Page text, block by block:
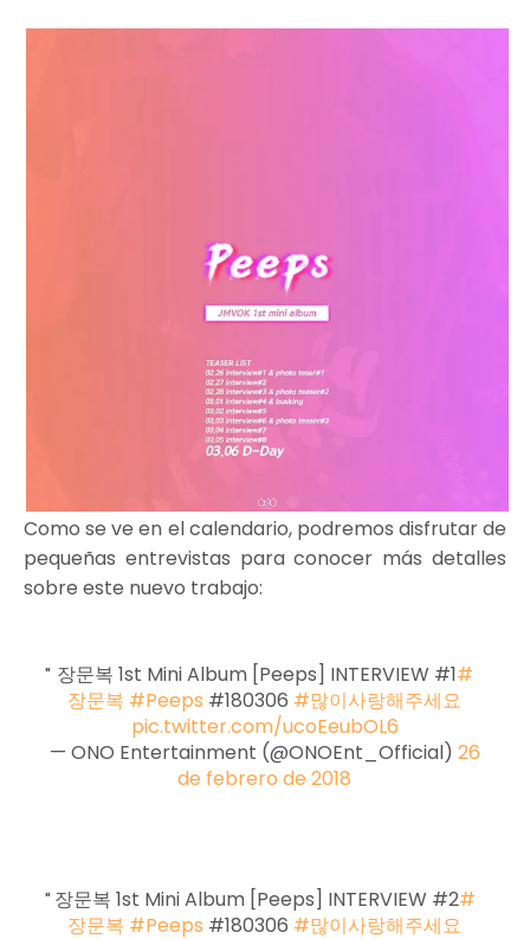
Como se ve en el calendario, podremos disfrutar de
pequeñas entrevistas para conocer más detalles
sobre este nuevo trabajo:
장문복 1st Mini Album [Peeps] INTERVIEW #1#
장문복 #Peeps #180306 #많이사랑해주세요
pic.twitter.com/ucoEeubOL6
— ONO Entertainment (@ONOEnt_Official) 26
de febrero de 2018
장문복 1st Mini Album [Peeps] INTERVIEW #2#
장문복 #Peeps #180306 #많이사랑해주세요